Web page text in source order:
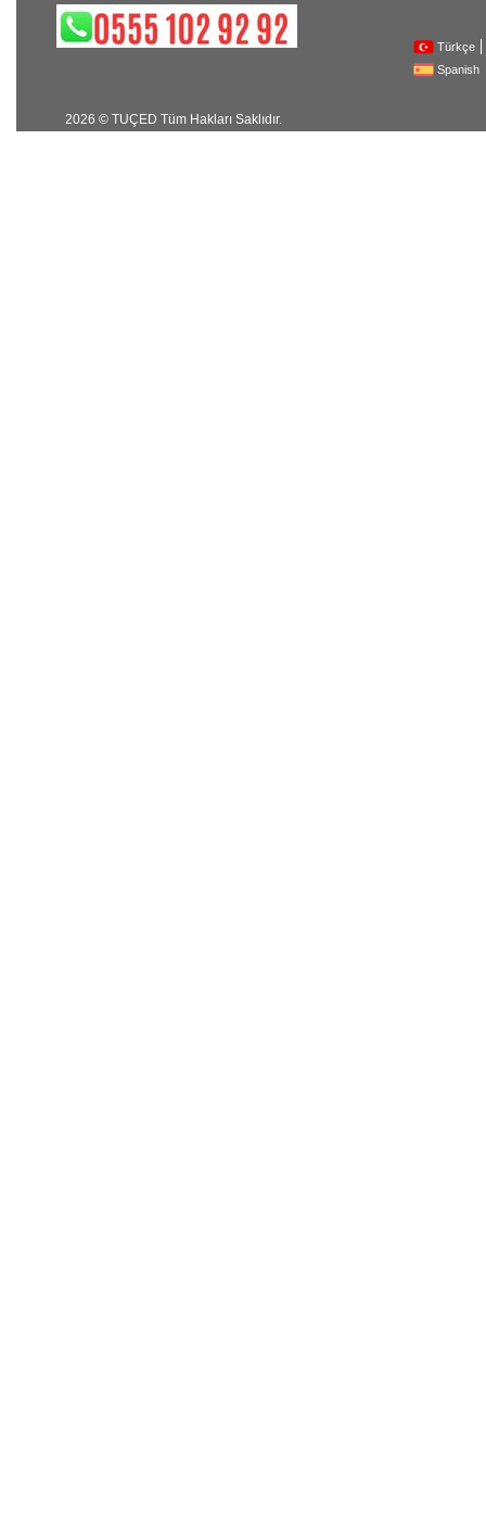
2026 © TUÇED Tüm Hakları Saklıdır.
Türkçe
Spanish